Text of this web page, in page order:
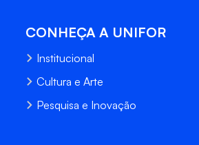
CONHEÇA A UNIFOR
Institucional
Cultura e Arte
Pesquisa e Inovação